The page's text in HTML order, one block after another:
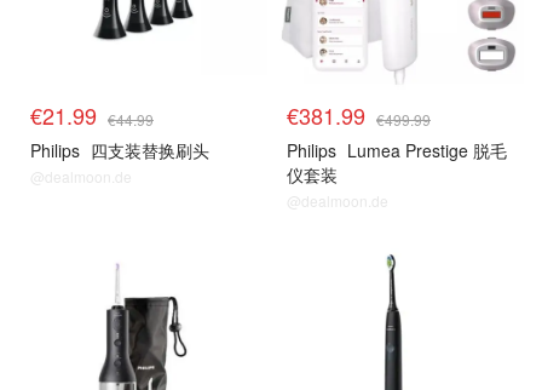
€21.99 €44.99
Philips 四支装替换刷头
@dealmoon.de
€381.99 €499.99
Philips Lumea Prestige 脱毛
仪套装
@dealmoon.de